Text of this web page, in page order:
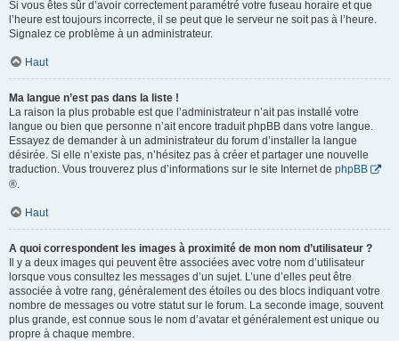
Si vous êtes sûr d’avoir correctement paramétré votre fuseau horaire et que
l’heure est toujours incorrecte, il se peut que le serveur ne soit pas à l’heure.
Signalez ce problème à un administrateur.
Haut
Ma langue n’est pas dans la liste !
La raison la plus probable est que l’administrateur n’ait pas installé votre
langue ou bien que personne n’ait encore traduit phpBB dans votre langue.
Essayez de demander à un administrateur du forum d’installer la langue
désirée. Si elle n’existe pas, n’hésitez pas à créer et partager une nouvelle
traduction. Vous trouverez plus d’informations sur le site Internet de phpBB
®.
Haut
A quoi correspondent les images à proximité de mon nom d’utilisateur ?
Il y a deux images qui peuvent être associées avec votre nom d’utilisateur
lorsque vous consultez les messages d’un sujet. L’une d’elles peut être
associée à votre rang, généralement des étoiles ou des blocs indiquant votre
nombre de messages ou votre statut sur le forum. La seconde image, souvent
plus grande, est connue sous le nom d’avatar et généralement est unique ou
propre à chaque membre.